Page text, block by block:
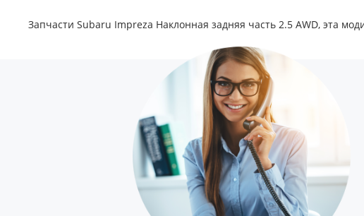
Запчасти Subaru Impreza Наклонная задняя часть 2.5 AWD, эта